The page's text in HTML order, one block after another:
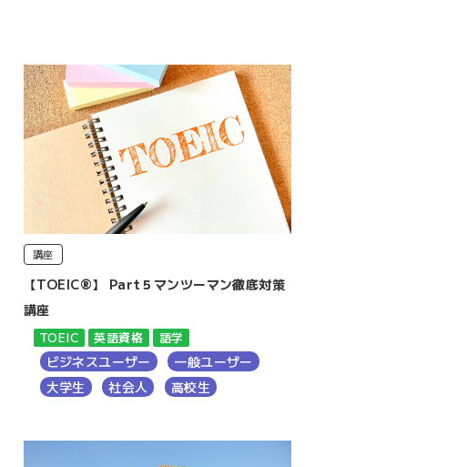
講座
【TOEIC®】 Part５マンツーマン徹底対策
講座
TOEIC 英語資格 語学
ビジネスユーザー
一般ユーザー
大学生
社会人 高校生